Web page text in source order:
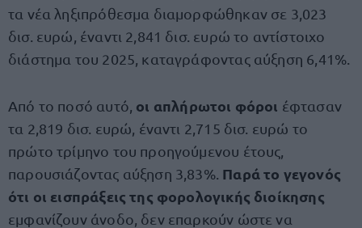
τα νέα ληξιπρόθεσμα διαμορφώθηκαν σε 3,023
δισ. ευρώ, έναντι 2,841 δισ. ευρώ το αντίστοιχο
διάστημα του 2025, καταγράφοντας αύξηση 6,41%.
Από το ποσό αυτό, οι απλήρωτοι φόροι έφτασαν
τα 2,819 δισ. ευρώ, έναντι 2,715 δισ. ευρώ το
πρώτο τρίμηνο του προηγούμενου έτους,
παρουσιάζοντας αύξηση 3,83%. Παρά το γεγονός
ότι οι εισπράξεις της φορολογικής διοίκησης
εμφανίζουν άνοδο, δεν επαρκούν ώστε να